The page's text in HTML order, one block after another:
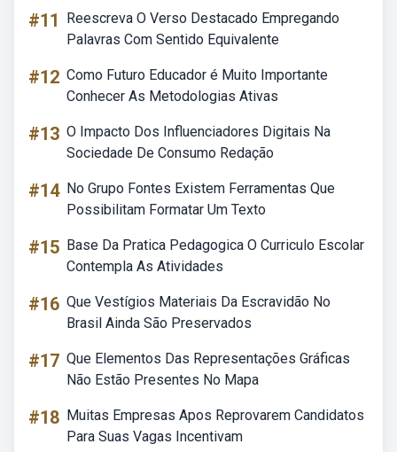
#11
Reescreva O Verso Destacado Empregando
Palavras Com Sentido Equivalente
#12 Como Futuro Educador é Muito Importante
Conhecer As Metodologias Ativas
#13 O Impacto Dos Influenciadores Digitais Na
Sociedade De Consumo Redação
#14 No Grupo Fontes Existem Ferramentas Que
Possibilitam Formatar Um Texto
#15 Base Da Pratica Pedagogica O Curriculo Escolar
Contempla As Atividades
#16 Que Vestígios Materiais Da Escravidão No
Brasil Ainda São Preservados
#17 Que Elementos Das Representações Gráficas
Não Estão Presentes No Mapa
#18 Muitas Empresas Apos Reprovarem Candidatos
Para Suas Vagas Incentivam